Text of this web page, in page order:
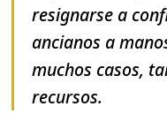
resignarse a
ancianos a
muchos casos,
recursos.